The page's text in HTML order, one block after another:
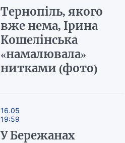
Тернопіль, якого
вже нема, Ірина
Кошелінська
«намалювала»
нитками (фото)
16.05
19:59
У Бережанах